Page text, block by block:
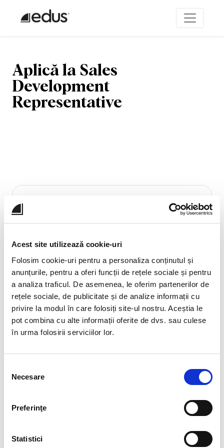
Acest site utilizează cookie-uri
Folosim cookie-uri pentru a personaliza conținutul și
anunțurile, pentru a oferi funcții de rețele sociale și pentru
a analiza traficul. De asemenea, le oferim partenerilor de
rețele sociale, de publicitate și de analize informații cu
privire la modul în care folosiți site-ul nostru. Aceștia le
pot combina cu alte informații oferite de dvs. sau culese
în urma folosirii serviciilor lor.
consimțământului
Necesare
Preferinţe
Statistici
Aplică la Sales
Development
Representative